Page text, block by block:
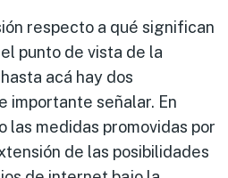
respecto a qué significan
punto de vista de la
acá hay dos
importante señalar. En
las medidas promovidas por
de las posibilidades